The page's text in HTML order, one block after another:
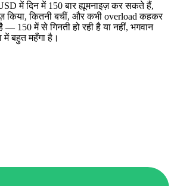
में दिन में 150 बार ह्यूमनाइज़ कर सकते हैं,
किया, कितनी बचीं, और कभी overload कहकर
150 में से गिनती हो रही है या नहीं, भगवान
बहुत महँगा है।